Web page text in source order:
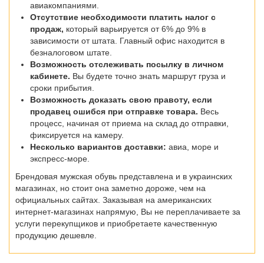
авиакомпаниями.
Отсутствие необходимости платить налог с
продаж, который варьируется от 6% до 9% в
зависимости от штата. Главный офис находится в
безналоговом штате.
Возможность отслеживать посылку в личном
кабинете. Вы будете точно знать маршрут груза и
сроки прибытия.
Возможность доказать свою правоту, если
продавец ошибся при отправке товара. Весь
процесс, начиная от приема на склад до отправки,
фиксируется на камеру.
Несколько вариантов доставки: авиа, море и
экспресс-море.
Брендовая мужская обувь представлена и в украинских
магазинах, но стоит она заметно дороже, чем на
официальных сайтах. Заказывая на американских
интернет-магазинах напрямую, Вы не переплачиваете за
услуги перекупщиков и приобретаете качественную
продукцию дешевле.